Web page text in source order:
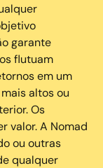
garante
flutuam
em um
altos ou
Os
valor. A Nomad
ou outras
qualquer